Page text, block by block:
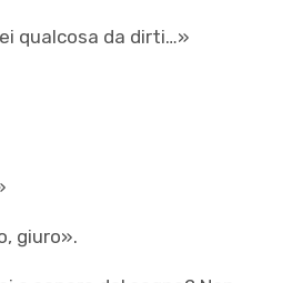
qualcosa da dirti…»
giuro».